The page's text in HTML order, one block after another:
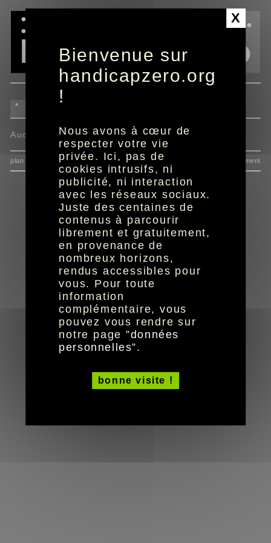
Aucun programme disponible
plan du site données personnelles consentement
© HandiCaPZéro -réalisation aYaline
X
Bienvenue sur
handicapzero.org
!
Nous avons à cœur de
respecter votre vie
privée. Ici, pas de
cookies intrusifs, ni
publicité, ni interaction
avec les réseaux sociaux.
Juste des centaines de
contenus à parcourir
librement et gratuitement,
en provenance de
nombreux horizons,
rendus accessibles pour
vous. Pour toute
information
complémentaire, vous
pouvez vous rendre sur
notre page ”données
personnelles”.
bonne visite !